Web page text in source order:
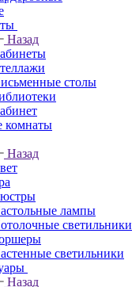
Назад
столы
комнаты
Назад
лампы
светильники
светильники
Назад